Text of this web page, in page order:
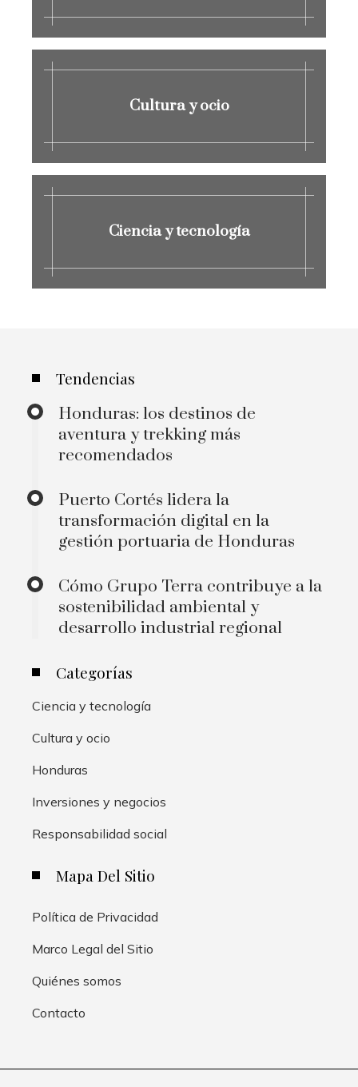
Cultura y ocio
Ciencia y tecnología
Tendencias
Honduras: los destinos de
aventura y trekking más
recomendados
Puerto Cortés lidera la
transformación digital en la
gestión portuaria de Honduras
Cómo Grupo Terra contribuye a la
sostenibilidad ambiental y
desarrollo industrial regional
Categorías
Ciencia y tecnología
Cultura y ocio
Honduras
Inversiones y negocios
Responsabilidad social
Mapa Del Sitio
Política de Privacidad
Marco Legal del Sitio
Quiénes somos
Contacto